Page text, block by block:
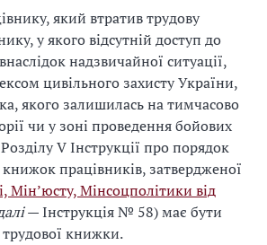
який втратив трудову
у якого відсутній доступ до
надзвичайної ситуації,
цивільного захисту України,
якого залишилась на тимчасово
чи у зоні проведення бойових
V Інструкції про порядок
працівників, затвердженої
Мін’юсту, Мінсоцполітики від
— Інструкція № 58) має бути
книжки.